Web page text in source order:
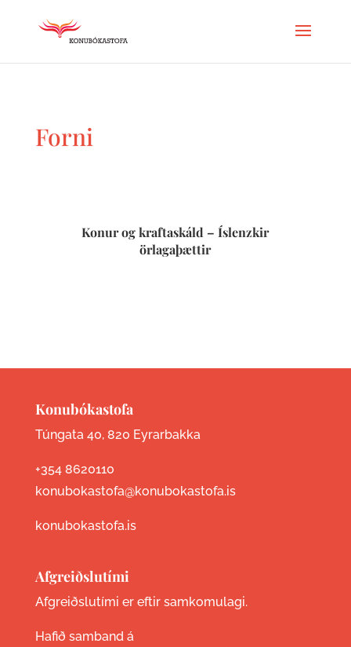
Forni
Konur og kraftaskáld – Íslenzkir
örlagaþættir
Konubókastofa
Túngata 40, 820 Eyrarbakka
+354 8620110
konubokastofa@konubokastofa.is
konubokastofa.is
Afgreiðslutími
Afgreiðslutími er eftir samkomulagi.
Hafið samband á